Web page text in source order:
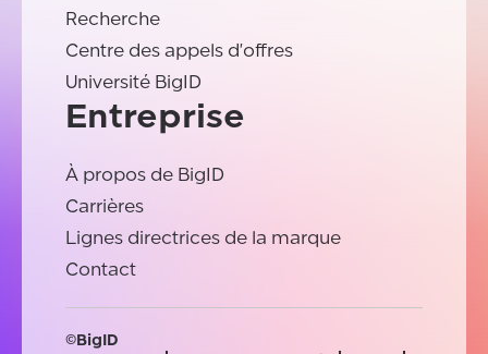
Recherche
Centre des appels d'offres
Université BigID
Entreprise
À propos de BigID
Carrières
Lignes directrices de la marque
Contact
©BigID